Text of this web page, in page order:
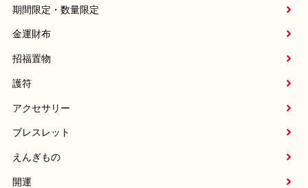
期間限定・数量限定
金運財布
招福置物
護符
アクセサリー
ブレスレット
えんぎもの
開運